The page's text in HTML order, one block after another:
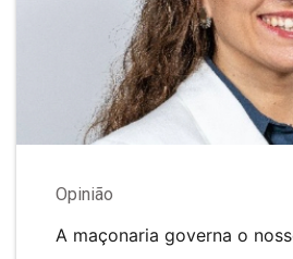
Opinião
A maçonaria governa o